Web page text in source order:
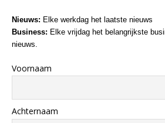
Nieuws: Elke werkdag het laatste nieuws
Business: Elke vrijdag het belangrijkste
nieuws.
Voornaam
Achternaam